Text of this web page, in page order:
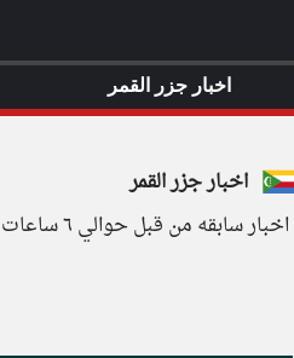
اخبار جزر القمر
اخبار سابقه من قبل حوالي ٦ ساعات
اخبار جزر القمر